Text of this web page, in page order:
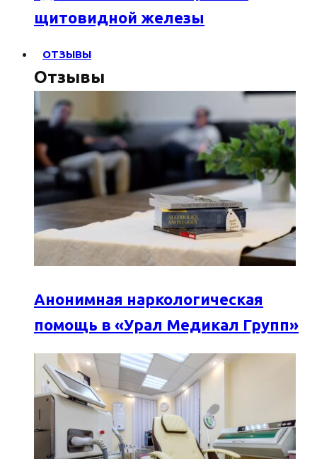
щитовидной железы
ОТЗЫВЫ
Отзывы
Анонимная наркологическая
помощь в «Урал Медикал Групп»